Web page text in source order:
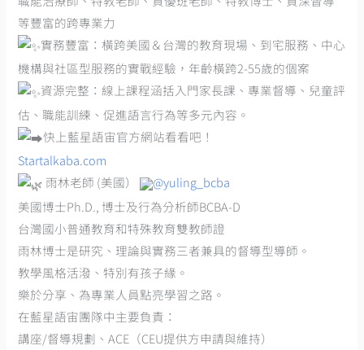
等豐富的跨專業力
實務豐富：橫跨美國＆台灣的教育現場、到宅服務、中心
機構與社區型服務的實戰經驗，年齡橫跨2-55歲的個案
資源完整：線上課程涵括入門家長課、專業督導、兒童評
估、職能訓練、促進語言行為等多元內容。
快上藍星語宙官方網站看看吧！
Startalkaba.com
雨林老師 (美國）
@yuling_bcba
美國博士Ph.D., 博士及行為分析師BCBA‑D
台灣國小普通教育和特殊教育雙教師證
雨林博士是研究、理論與實務三者兼具的督導型導師。
教學風格活潑、特別有孩子緣。
樂於分享、為專業人員點亮學習之路。
在藍星語宙團隊中主要負責：
講座/督導規劃、ACE（CEU提供方申請與維持）